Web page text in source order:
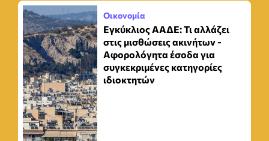
Εγκύκλιος ΑΑΔΕ: Τι αλλάζει
στις μισθώσεις ακινήτων -
Αφορολόγητα έσοδα για
συγκεκριμένες κατηγορίες
ιδιοκτητών
Οικονομία